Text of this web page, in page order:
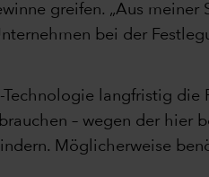
greifen. „Aus
bei der
Technologie langfristig
– wegen der hier
Möglicherweise